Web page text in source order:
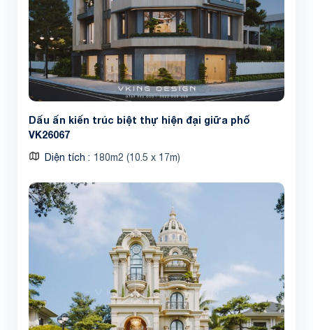
Dấu ấn kiến trúc biệt thự hiện đại giữa phố
VK26067
Diện tích 180m2 (10.5 x 17m)